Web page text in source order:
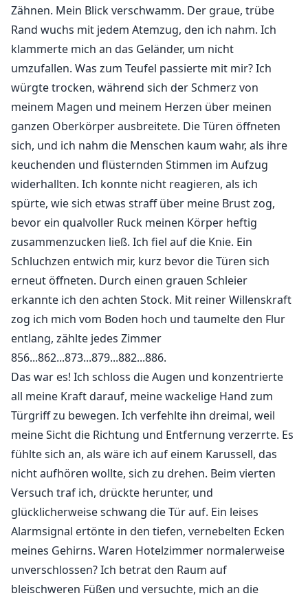
Zähnen. Mein Blick verschwamm. Der graue, trübe
Rand wuchs mit jedem Atemzug, den ich nahm. Ich
klammerte mich an das Geländer, um nicht
umzufallen. Was zum Teufel passierte mit mir? Ich
würgte trocken, während sich der Schmerz von
meinem Magen und meinem Herzen über meinen
ganzen Oberkörper ausbreitete. Die Türen öffneten
sich, und ich nahm die Menschen kaum wahr, als ihre
keuchenden und flüsternden Stimmen im Aufzug
widerhallten. Ich konnte nicht reagieren, als ich
spürte, wie sich etwas straff über meine Brust zog,
bevor ein qualvoller Ruck meinen Körper heftig
zusammenzucken ließ. Ich fiel auf die Knie. Ein
Schluchzen entwich mir, kurz bevor die Türen sich
erneut öffneten. Durch einen grauen Schleier
erkannte ich den achten Stock. Mit reiner Willenskraft
zog ich mich vom Boden hoch und taumelte den Flur
entlang, zählte jedes Zimmer
856...862...873...879...882...886.
Das war es! Ich schloss die Augen und konzentrierte
all meine Kraft darauf, meine wackelige Hand zum
Türgriff zu bewegen. Ich verfehlte ihn dreimal, weil
meine Sicht die Richtung und Entfernung verzerrte. Es
fühlte sich an, als wäre ich auf einem Karussell, das
nicht aufhören wollte, sich zu drehen. Beim vierten
Versuch traf ich, drückte herunter, und
glücklicherweise schwang die Tür auf. Ein leises
Alarmsignal ertönte in den tiefen, vernebelten Ecken
meines Gehirns. Waren Hotelzimmer normalerweise
unverschlossen? Ich betrat den Raum auf
bleischweren Füßen und versuchte, mich an die